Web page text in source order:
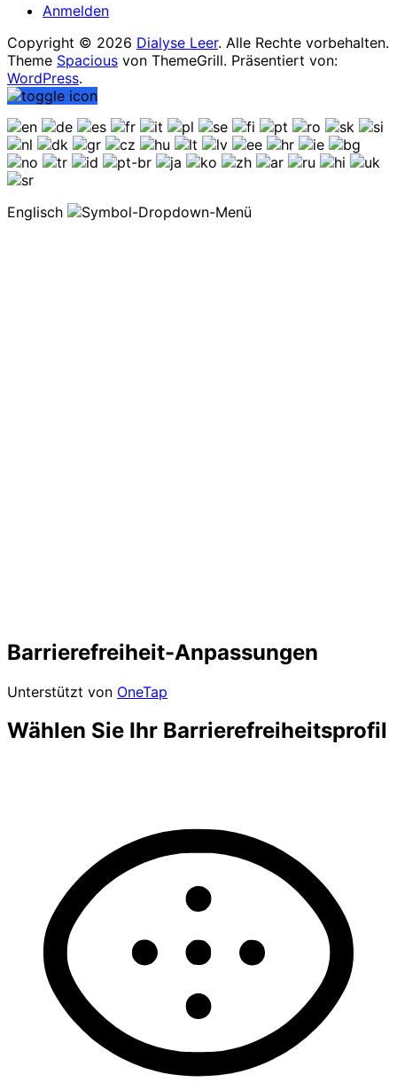
Anmelden
Copyright © 2026 Dialyse Leer. Alle Rechte vorbehalten.
Theme Spacious von ThemeGrill. Präsentiert von:
WordPress.
Englisch
Barrierefreiheit-Anpassungen
Unterstützt von OneTap
Wählen Sie Ihr Barrierefreiheitsprofil